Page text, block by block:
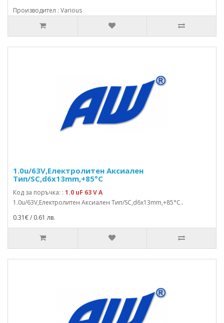
Производител : Various
1.0u/63V,Електролитен Аксиален
Тип/SC,d6x13mm,+85°C
Код за поръчка: : 1.0 uF 63 V A
1.0u/63V,Електролитен Аксиален Тип/SC,d6x13mm,+85°C..
0.31€ / 0.61 лв.